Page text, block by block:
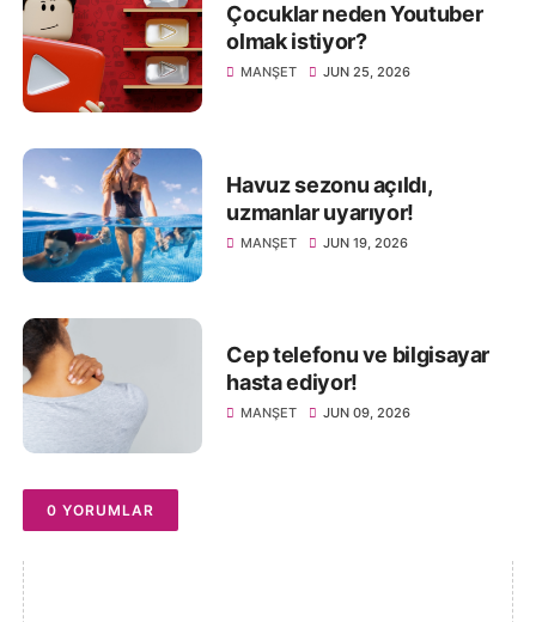
Çocuklar neden Youtuber
olmak istiyor?
MANŞET JUN 25, 2026
Havuz sezonu açıldı,
uzmanlar uyarıyor!
MANŞET JUN 19, 2026
Cep telefonu ve bilgisayar
hasta ediyor!
MANŞET JUN 09, 2026
0 YORUMLAR